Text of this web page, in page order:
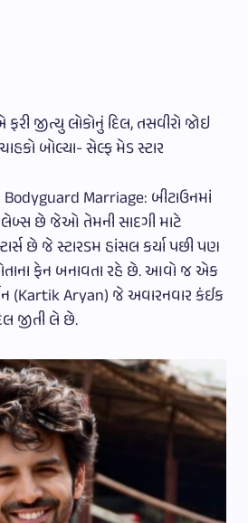
ફરી જીત્યુ લોકોનું દિલ, તસવીરો જોઇ
બોલ્યા- સેલ્ફ મેડ સ્ટાર
Marriage: બીટાઉનમાં
છે જેઓ તેમની સાદગી માટે
છે જે સ્ટારડમ હાંસલ કર્યા પછી પણ
પોતાના ફેન બનાવતા રહે છે. આવો જ એક
(Kartik Aryan) જે અવારનવાર કંઈક
જીતી લે છે.